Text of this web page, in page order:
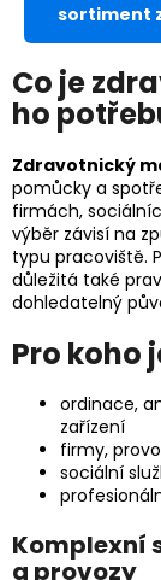
sortiment
Co je
ho
Zdravotnický
pomůcky a
firmách,
výběr závisí na
typu pracoviště.
důležitá také
dohledatelný
Pro koho
ordinace,
zařízení
firmy,
sociální
Komplexní
a provozy